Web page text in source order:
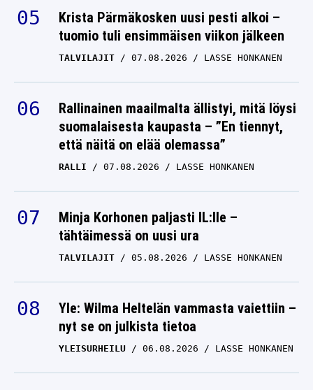
Krista Pärmäkosken uusi pesti alkoi –
tuomio tuli ensimmäisen viikon jälkeen
TALVILAJIT 07.08.2026 LASSE HONKANEN
Rallinainen maailmalta ällistyi, mitä löysi
suomalaisesta kaupasta – ”En tiennyt,
että näitä on elää olemassa”
RALLI 07.08.2026 LASSE HONKANEN
Minja Korhonen paljasti IL:lle –
tähtäimessä on uusi ura
TALVILAJIT 05.08.2026 LASSE HONKANEN
Yle: Wilma Heltelän vammasta vaiettiin –
nyt se on julkista tietoa
YLEISURHEILU 06.08.2026 LASSE HONKANEN